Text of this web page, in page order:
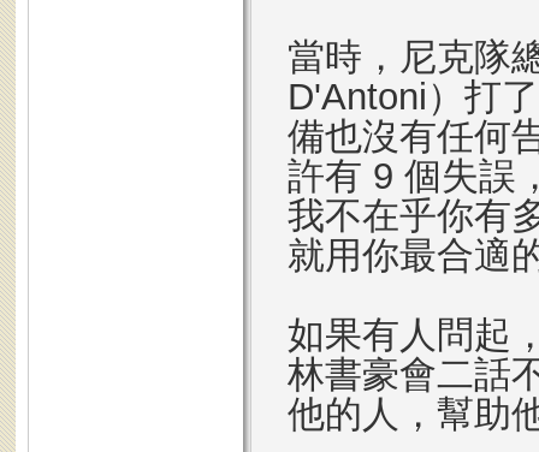
當時，尼克隊
D'Antoni）打
備也沒有任何
許有 9 個失誤
我不在乎你有
就用你最合適
如果有人問起
林書豪會二話
他的人，幫助